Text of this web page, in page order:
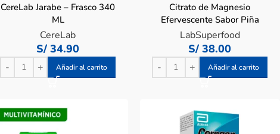
CereLab Jarabe – Frasco 340
ML
CereLab
S/ 34.90
Añadir al carrito
Citrato de Magnesio
Efervescente Sabor Piña
LabSuperfood – Pote 300G
LabSuperfood
S/ 38.00
Añadir al carrito